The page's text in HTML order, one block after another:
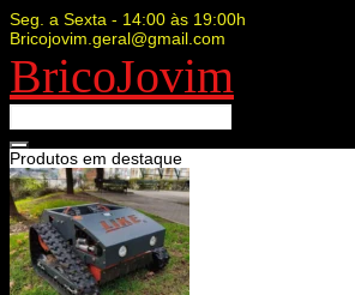
Seg. a Sexta - 14:00 às 19:00h
Bricojovim.geral@gmail.com
BricoJovim
Produtos em destaque